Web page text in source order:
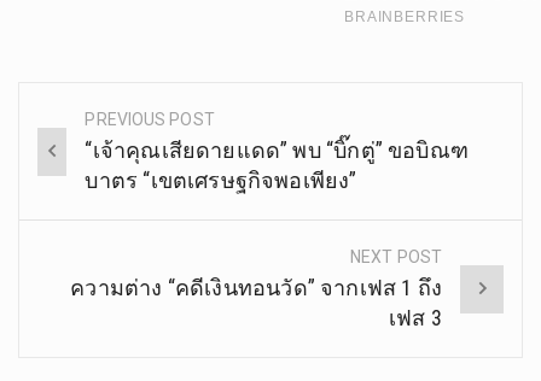
Post
navigation
PREVIOUS POST
“เจ้าคุณเสียดายแดด” พบ “บิ๊กตู่” ขอบิณฑ
บาตร “เขตเศรษฐกิจพอเพียง”
NEXT POST
ความต่าง “คดีเงินทอนวัด” จากเฟส 1 ถึง
เฟส 3